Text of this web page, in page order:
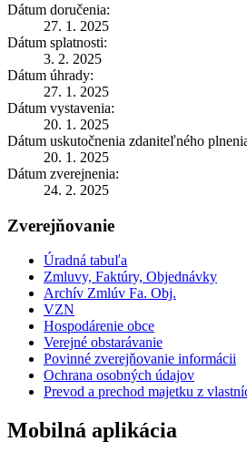
Dátum doručenia:
27. 1. 2025
Dátum splatnosti:
3. 2. 2025
Dátum úhrady:
27. 1. 2025
Dátum vystavenia:
20. 1. 2025
Dátum uskutočnenia zdaniteľného
20. 1. 2025
Dátum zverejnenia:
24. 2. 2025
Zverejňovanie
Úradná tabuľa
Zmluvy, Faktúry, Objednávky
Archív Zmlúv Fa. Obj.
VZN
Hospodárenie obce
Verejné obstarávanie
Povinné zverejňovanie informácii
Ochrana osobných údajov
Prevod a prechod majetku z
Mobilná aplikácia